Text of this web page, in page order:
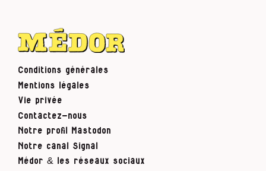
Conditions générales
Mentions légales
Vie privée
Contactez-nous
Notre profil Mastodon
Notre canal Signal
Médor & les réseaux sociaux